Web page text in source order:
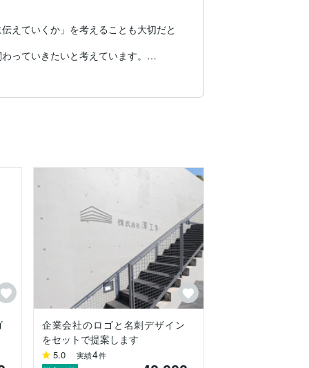
えていくか」を考えることも大切だと
っていきたいと考えています。
企業会社のロゴと名刺デザイン
をセットで提案します
5.0 実績4件